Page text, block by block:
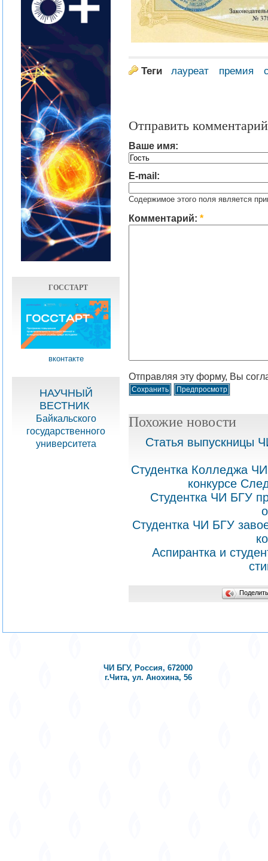
ГОССТАРТ
вконтакте
НАУЧНЫЙ
ВЕСТНИК
Байкальского
государственного
университета
Теги лауреат премия
Отправить комментарий
Ваше имя:
E-mail:
Содержимое этого поля является
Комментарий: *
Отправляя эту форму, Вы
Похожие новости
Статья выпускницы
Студентка Колледжа
конкурсе
Студентка ЧИ БГУ
Студентка ЧИ БГУ
Аспирантка и
ЧИ БГУ, Россия, 672000
г.Чита, ул. Анохина, 56